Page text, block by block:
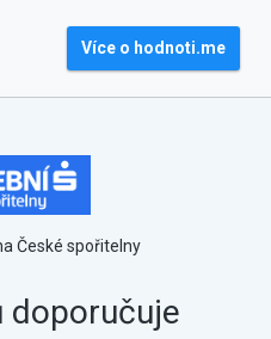
Více o hodnoti.me
České spořitelny
doporučuje